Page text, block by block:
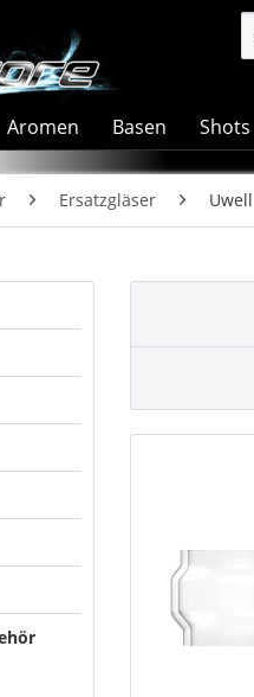
Aromen Basen Shots
Ersatzgläser Uwell